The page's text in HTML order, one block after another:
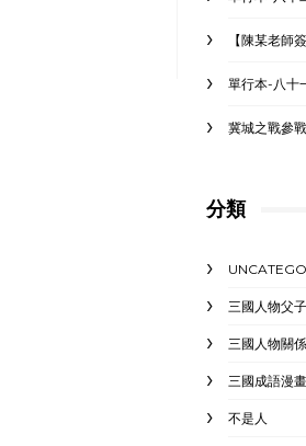
【陳某老師
單行本-八十
冀城之戰參
分類
三國人物父
三國人物關
三國成語漫
不是人